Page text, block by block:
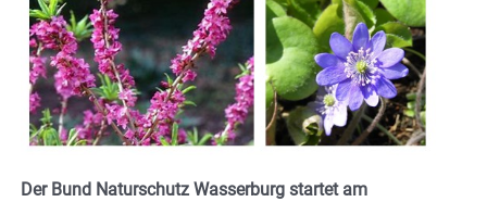
Der Bund Naturschutz Wasserburg startet am